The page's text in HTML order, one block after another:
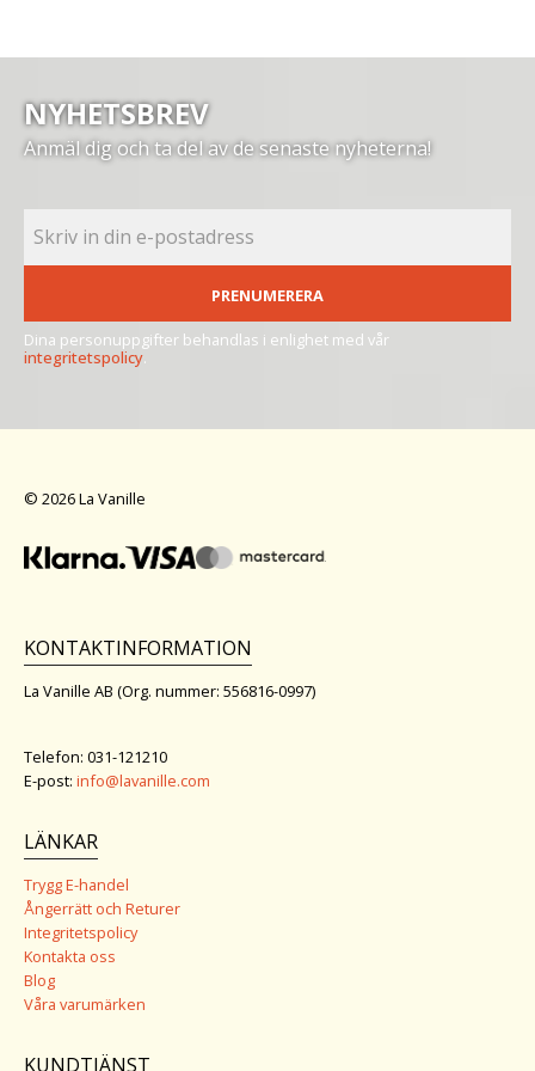
NYHETSBREV
Anmäl dig och ta del av de senaste nyheterna!
PRENUMERERA
Dina personuppgifter behandlas i enlighet med vår
integritetspolicy.
© 2026 La Vanille
KONTAKTINFORMATION
La Vanille AB (Org. nummer: 556816-0997)
Telefon: 031-121210
E-post: info@lavanille.com
LÄNKAR
Trygg E-handel
Ångerrätt och Returer
Integritetspolicy
Kontakta oss
Blog
Våra varumärken
KUNDTJÄNST